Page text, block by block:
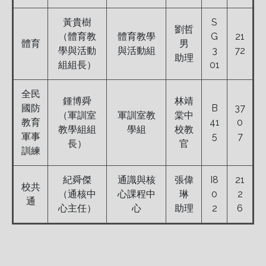
體育
黃貴樹
（體育教
學與活動
組組長）
體育教學
與活動組
劉哲
男
助理
S
G
3
01
21
72
全民
國防
教育
軍事
訓練
鍾博舜
（軍訓室
教學組組
長）
軍訓室教
學組
林靖
棠中
校教
官
B
41
5
37
0
7
校共
通
紀舜傑
（通核中
心主任）
通識與核
心課程中
心
張偉
琳
助理
I8
0
2
21
2
6